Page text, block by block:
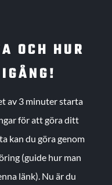
OCH HUR
av 3 minuter starta
för att göra ditt
kan du göra genom
(guide hur man
länk). Nu är du